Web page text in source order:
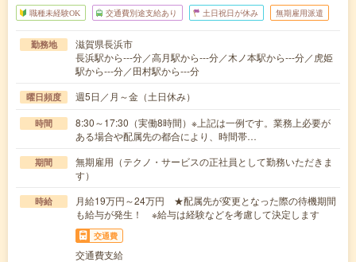
職種未経験OK 交通費別途支給あり 土日祝日が休み 無期雇用派遣
勤務地
滋賀県長浜市
長浜駅から---分／高月駅から---分／木ノ本駅から---分／虎姫
駅から---分／田村駅から---分
曜日頻度 週5日／月～金（土日休み）
時間
8:30～17:30（実働8時間）※上記は一例です。業務上必要が
ある場合や配属先の都合により、時間帯…
期間
無期雇用（テクノ・サービスの正社員として勤務いただきま
す）
時給
月給19万円～24万円 ★配属先が変更となった際の待機期間
も給与が発生！ ※給与は経験などを考慮して決定します
交通費
交通費支給